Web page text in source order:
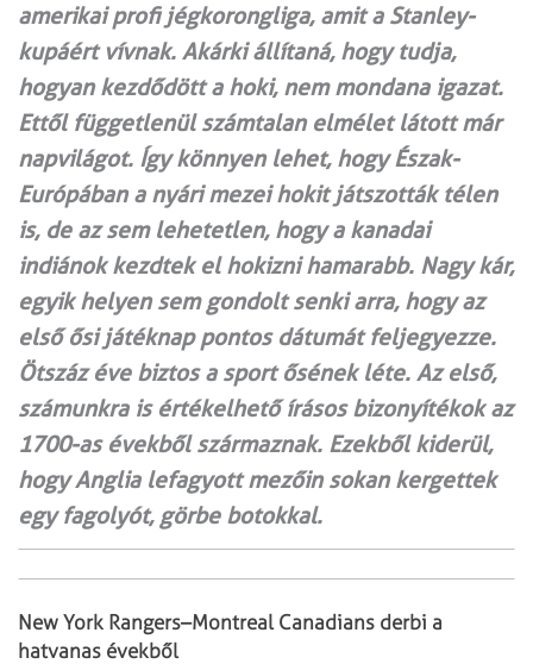
amerikai profi jégkorongliga, amit a Stanley-
kupáért vívnak. Akárki állítaná, hogy tudja,
hogyan kezdődött a hoki, nem mondana igazat.
Ettől függetlenül számtalan elmélet látott már
napvilágot. Így könnyen lehet, hogy Észak-
Európában a nyári mezei hokit játszották télen
is, de az sem lehetetlen, hogy a kanadai
indiánok kezdtek el hokizni hamarabb. Nagy kár,
egyik helyen sem gondolt senki arra, hogy az
első ősi játéknap pontos dátumát feljegyezze.
Ötszáz éve biztos a sport ősének léte. Az első,
számunkra is értékelhető írásos bizonyítékok az
1700-as évekből származnak. Ezekből kiderül,
hogy Anglia lefagyott mezőin sokan kergettek
egy fagolyót, görbe botokkal.
New York Rangers–Montreal Canadians derbi a
hatvanas évekből